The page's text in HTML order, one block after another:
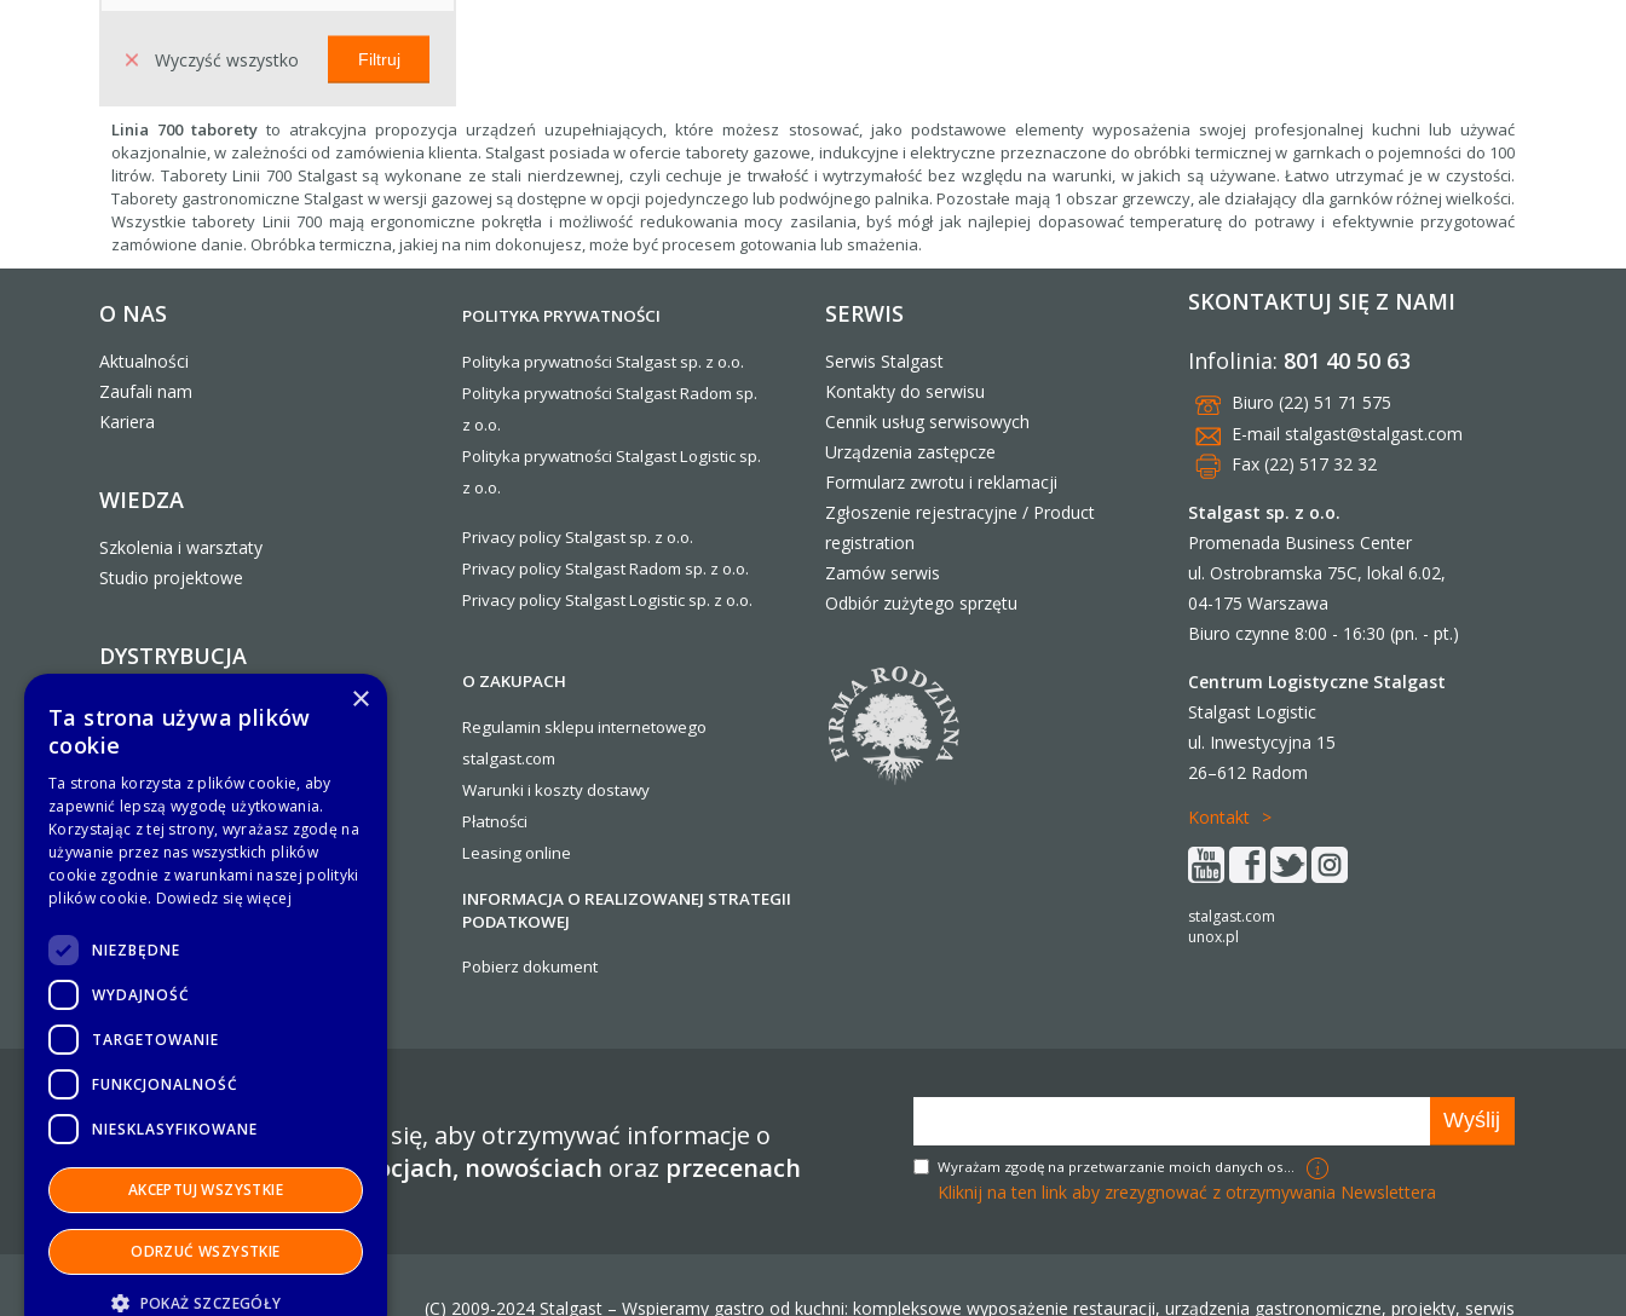
Wyczyść wszystko Filtruj
Linia 700 taborety to atrakcyjna propozycja urządzeń uzupełniających, które możesz stosować, jako podstawowe elementy wyposażenia swojej profesjonalnej kuchni lub używać
okazjonalnie, w zależności od zamówienia klienta. Stalgast posiada w ofercie taborety gazowe, indukcyjne i elektryczne przeznaczone do obróbki termicznej w garnkach o pojemności do 100
litrów. Taborety Linii 700 Stalgast są wykonane ze stali nierdzewnej, czyli cechuje je trwałość i wytrzymałość bez względu na warunki, w jakich są używane. Łatwo utrzymać je w czystości.
Taborety gastronomiczne Stalgast w wersji gazowej są dostępne w opcji pojedynczego lub podwójnego palnika. Pozostałe mają 1 obszar grzewczy, ale działający dla garnków różnej wielkości.
Wszystkie taborety Linii 700 mają ergonomiczne pokrętła i możliwość redukowania mocy zasilania, byś mógł jak najlepiej dopasować temperaturę do potrawy i efektywnie przygotować
zamówione danie. Obróbka termiczna, jakiej na nim dokonujesz, może być procesem gotowania lub smażenia.
O NAS
Aktualności
Zaufali nam
Kariera
WIEDZA
Szkolenia i warsztaty
Studio projektowe
DYSTRYBUCJA
Zostań Partnerem Handlowym
Stalgast
Kontakty
Platforma B2B.Stalgast
POLITYKA PRYWATNOŚCI
Polityka prywatności Stalgast sp. z o.o.
Polityka prywatności Stalgast Radom sp.
z o.o.
Polityka prywatności Stalgast Logistic sp.
z o.o.
Privacy policy Stalgast sp. z o.o.
Privacy policy Stalgast Radom sp. z o.o.
Privacy policy Stalgast Logistic sp. z o.o.
O ZAKUPACH
Regulamin sklepu internetowego
stalgast.com
Warunki i koszty dostawy
Płatności
Leasing online
INFORMACJA O REALIZOWANEJ STRATEGII
PODATKOWEJ
Pobierz dokument
SERWIS
Serwis Stalgast
Kontakty do serwisu
Cennik usług serwisowych
Urządzenia zastępcze
Formularz zwrotu i reklamacji
Zgłoszenie rejestracyjne / Product
registration
Zamów serwis
Odbiór zużytego sprzętu
SKONTAKTUJ SIĘ Z NAMI
Infolinia: 801 40 50 63
Biuro (22) 51 71 575
E-mail stalgast@stalgast.com
Fax (22) 517 32 32
Stalgast sp. z o.o.
Promenada Business Center
ul. Ostrobramska 75C, lokal 6.02,
04-175 Warszawa
Biuro czynne 8:00 - 16:30 (pn. - pt.)
Centrum Logistyczne Stalgast
Stalgast Logistic
ul. Inwestycyjna 15
26–612 Radom
Kontakt
stalgast.com
unox.pl
Zapisz się, aby otrzymywać informacje o
promocjach, nowościach oraz przecenach Wyrażam zgodę na przetwarzanie moich danych osobowych w celach marketingowych
Kliknij na ten link aby zrezygnować z otrzymywania Newslettera
(C) 2009-2024 Stalgast – Wspieramy gastro od kuchni: kompleksowe wyposażenie restauracji, urządzenia gastronomiczne, projekty, serwis
×
Ta strona używa plików
cookie
Ta strona korzysta z plików cookie, aby
zapewnić lepszą wygodę użytkowania.
Korzystając z tej strony, wyrażasz zgodę na
używanie przez nas wszystkich plików
cookie zgodnie z warunkami naszej polityki
plików cookie. Dowiedz się więcej
NIEZBĘDNE
WYDAJNOŚĆ
TARGETOWANIE
FUNKCJONALNOŚĆ
NIESKLASYFIKOWANE
AKCEPTUJ WSZYSTKIE
ODRZUĆ WSZYSTKIE
POKAŻ SZCZEGÓŁY